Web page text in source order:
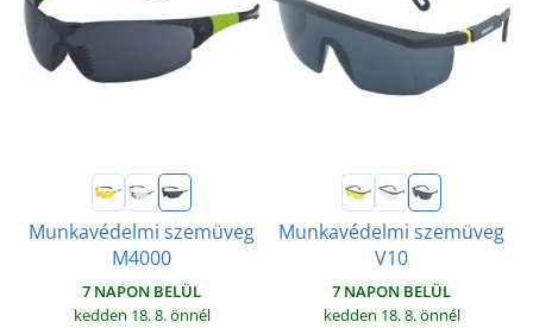
Munkavédelmi szemüveg
M4000
7 NAPON BELÜL
kedden 18. 8.önnél
Munkavédelmi szemüveg
V10
7 NAPON BELÜL
kedden 18. 8.önnél